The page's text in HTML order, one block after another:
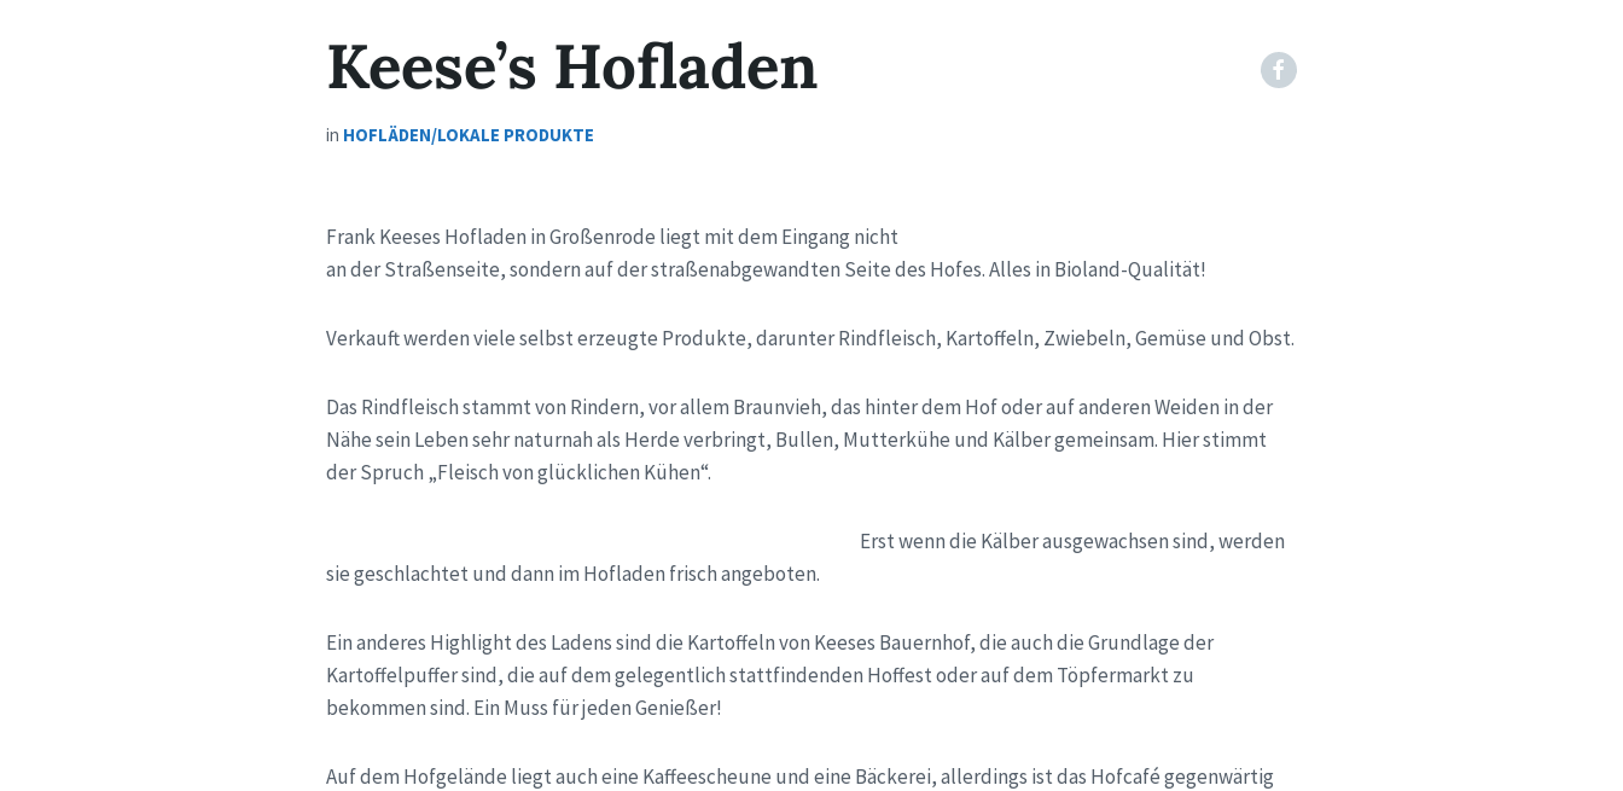
Keese’s Hofladen
in HOFLÄDEN/LOKALE PRODUKTE
Facebook
Frank Keeses Hofladen in Großenrode liegt mit dem Eingang nicht
an der Straßenseite, sondern auf der straßenabgewandten Seite des Hofes. Alles in Bioland-Qualität!
Verkauft werden viele selbst erzeugte Produkte, darunter Rindfleisch, Kartoffeln, Zwiebeln, Gemüse und Obst.
Das Rindfleisch stammt von Rindern, vor allem Braunvieh, das hinter dem Hof oder auf anderen Weiden in der
Nähe sein Leben sehr naturnah als Herde verbringt, Bullen, Mutterkühe und Kälber gemeinsam. Hier stimmt
der Spruch „Fleisch von glücklichen Kühen“.
Erst wenn die Kälber ausgewachsen sind, werden
sie geschlachtet und dann im Hofladen frisch angeboten.
Ein anderes Highlight des Ladens sind die Kartoffeln von Keeses Bauernhof, die auch die Grundlage der
Kartoffelpuffer sind, die auf dem gelegentlich stattfindenden Hoffest oder auf dem Töpfermarkt zu
bekommen sind. Ein Muss für jeden Genießer!
Auf dem Hofgelände liegt auch eine Kaffeescheune und eine Bäckerei, allerdings ist das Hofcafé gegenwärtig